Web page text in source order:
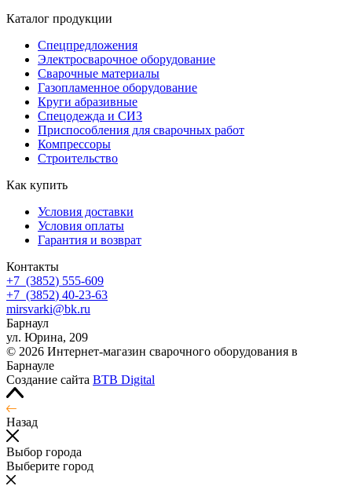
Каталог продукции
Спецпредложения
Электросварочное оборудование
Сварочные материалы
Газопламенное оборудование
Круги абразивные
Спецодежда и СИЗ
Приспособления для сварочных работ
Компрессоры
Строительство
Как купить
Условия доставки
Условия оплаты
Гарантия и возврат
Контакты
+7 (3852) 555-609
+7 (3852) 40-23-63
mirsvarki@bk.ru
Барнаул
ул. Юрина, 209
© 2026 Интернет-магазин сварочного оборудования в
Барнауле
Создание сайта BTB Digital
Назад
Выбор города
Выберите город